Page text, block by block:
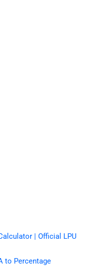
| Official LPU
to Percentage